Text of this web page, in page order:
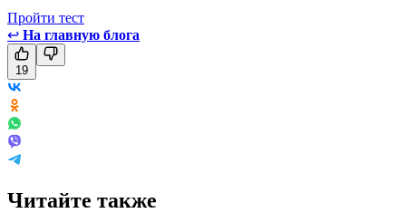
Пройти тест
↩ На главную блога
19
Читайте также